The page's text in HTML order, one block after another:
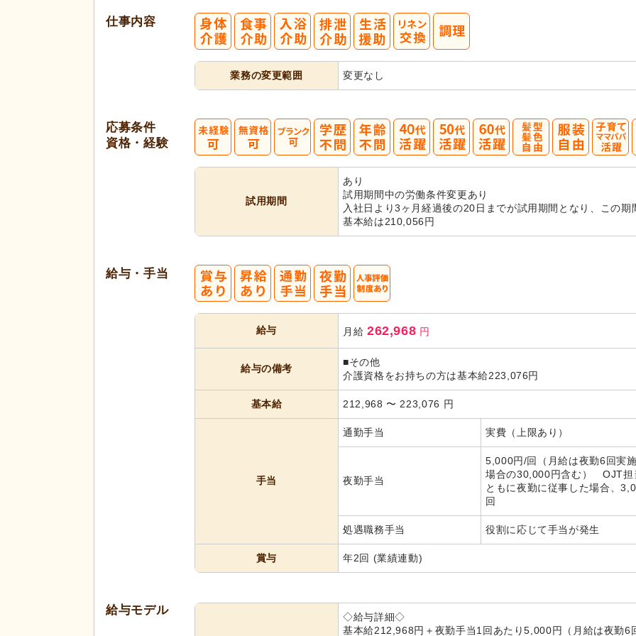
仕事内容
業務の変更範囲 変更なし
応募条件
資格・経験
試用期間
あり
試用期間中の労働条件変更あり
入社日より3ヶ月経過後の20日までが試用期間となり、この期
基本給は210,056円
給与・手当
給与 月給 262,968 円
給与の備考
■その他
介護資格をお持ちの方は基本給223,076円
基本給 212,968 〜 223,076 円
手当
通勤手当 実費（上限あり）
夜勤手当
5,000円/回（月給は夜勤6回実
場合の30,000円含む） OJT担
ともに夜勤に従事した場合、
回
処遇職務手当 役割に応じて手当が発生
賞与 年2回 (業績連動)
給与モデル
◇給与詳細◇
基本給212,968円＋夜勤手当1回あたり5,000円（月給は夜勤6